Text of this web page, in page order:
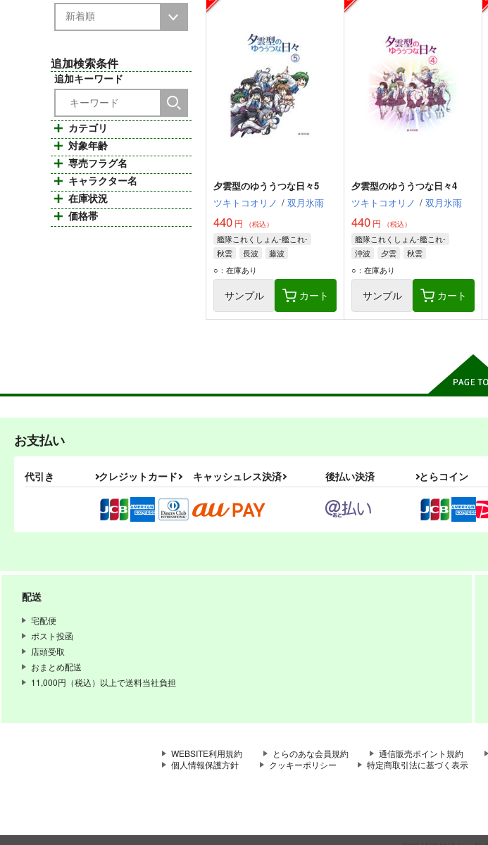
追加検索条件
追加キーワード
カテゴリ
対象年齢
専売フラグ名
キャラクター名
在庫状況
価格帯
夕雲型のゆううつな日々5
ツキトコオリノ / 双月氷雨
440 円 （税込）
艦隊これくしょん-艦これ-
秋雲
長波
藤波
○：在庫あり
サンプル カート
夕雲型のゆううつな日々4
ツキトコオリノ / 双月氷雨
440円 （税込）
艦隊これくしょん-艦これ-
沖波
夕雲
秋雲
○：在庫あり
サンプル カート
お支払い
代引き クレジットカード キャッシュレス決済 後払い決済 とらコイン
配送
宅配便
ポスト投函
店頭受取
おまとめ配送
11,000円（税込）以上で送料当社負担
WEBSITE利用規約 とらのあな会員規約 通信販売ポイント規約
個人情報保護方針
クッキーポリシー 特定商取引法に基づく表示